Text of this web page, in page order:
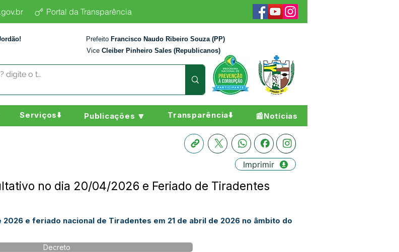
Portal da Transparência
Prefeito Francisco Naudo Ribeiro Souza (PP)
Vice Cleiber Pinheiro Sales (Republicanos)
Serviços⬇️ Publicações 🔽 Transparência⬇️ 📰Notícias
Imprimir
no dia 20/04/2026 e Feriado de Tiradentes
e feriado nacional de Tiradentes em 21 de abril de 2026 no âmbito do
Decreto